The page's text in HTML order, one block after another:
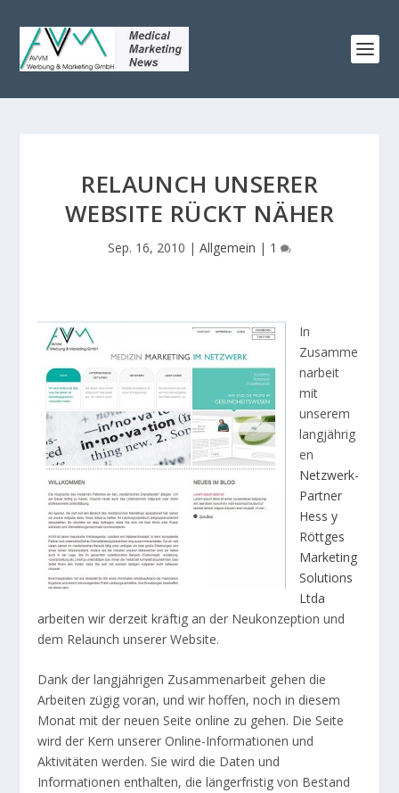
RELAUNCH UNSERER
WEBSITE RÜCKT NÄHER
Sep. 16, 2010 | Allgemein | 1
In
Zusamme
narbeit
mit
unserem
langjährig
en
Netzwerk-
Partner
Hess y
Röttges
Marketing
Solutions
Ltda
arbeiten wir derzeit kräftig an der Neukonzeption und
dem Relaunch unserer Website.
Dank der langjährigen Zusammenarbeit gehen die
Arbeiten zügig voran, und wir hoffen, noch in diesem
Monat mit der neuen Seite online zu gehen. Die Seite
wird der Kern unserer Online-Informationen und
Aktivitäten werden. Sie wird die Daten und
Informationen enthalten, die längerfristig von Bestand